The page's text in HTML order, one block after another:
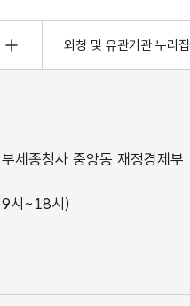
외청 및 유관기관 누리집
세종청사 중앙동 재정경제부
시~18시)